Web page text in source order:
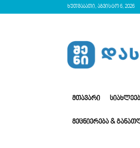
ხუთშაბათი, აგვისტო 6, 2026
ᲛᲗᲐᲕᲐᲠᲘ
ᲛᲔᲪᲜᲘᲔᲠᲔᲑᲐ &